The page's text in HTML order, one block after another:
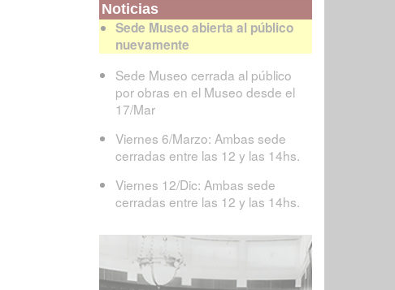
Noticias
Sede Museo abierta al público
nuevamente
Sede Museo cerrada al público
por obras en el Museo desde el
17/Mar
Viernes 6/Marzo: Ambas sede
cerradas entre las 12 y las 14hs.
Viernes 12/Dic: Ambas sede
cerradas entre las 12 y las 14hs.